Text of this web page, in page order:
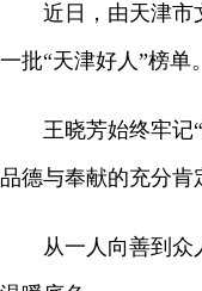
近日，由天津市文
一批“天津好人”榜单。
王晓芳始终牢记“
品德与奉献的充分
从一人向善到众人